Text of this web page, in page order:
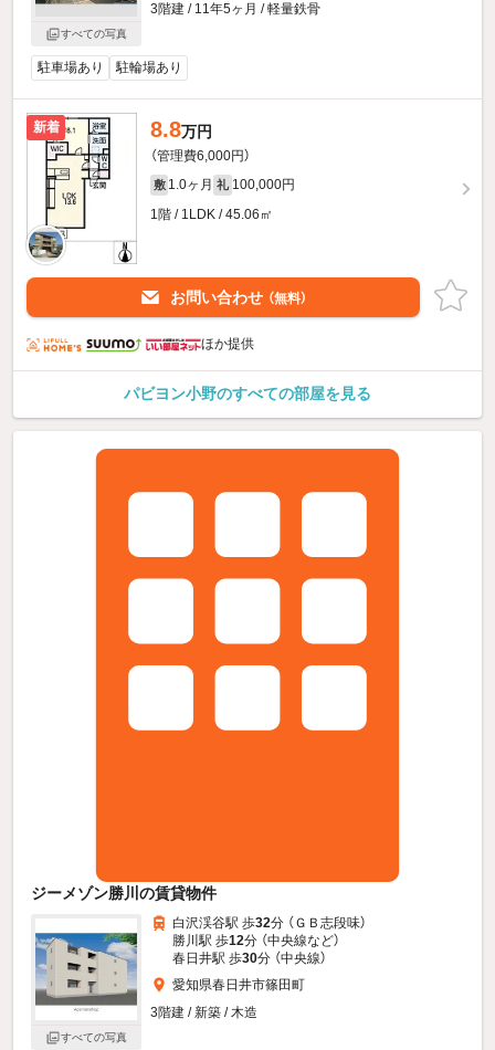
すべての写真
3階建 / 11年5ヶ月 / 軽量鉄骨
駐車場あり 駐輪場あり
新着 8.8万円
（管理費6,000円）
敷 1.0ヶ月 礼 100,000円
1階 / 1LDK / 45.06㎡
お問い合わせ （無料）
ほか提供
パビヨン小野のすべての部屋を見る
ジーメゾン勝川の賃貸物件
すべての写真
白沢渓谷駅 歩32分 （ＧＢ志段味）
勝川駅 歩12分 （中央線など）
春日井駅 歩30分 （中央線）
愛知県春日井市篠田町
3階建 / 新築 / 木造